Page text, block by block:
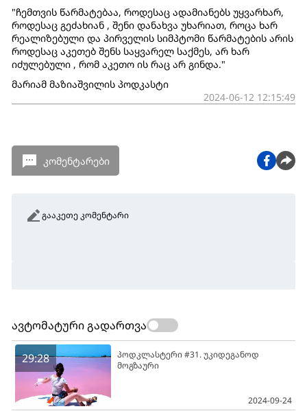
"ჩემთვის წარმატებაა, როდესაც ადამიანებს უყვარხარ,
როდესაც გეძახიან , შენი დანახვა უხარიათ, როცა ხარ
რეალიზებული და პირველის სიმპტომი წარმატების არის
როდესაც აკეთებ შენს საყვარელ საქმეს, არ ხარ
იძულებული , რომ აკეთო ის რაც არ გინდა."
მარიამ მაზიაშვილის პოდკასტი
2024-06-12 12:15:49
კომენტარები
გააკეთე კომენტარი
ავტომატური გადართვა
29:28
პოდკლასტერი #31. უკიდეგანოდ
მოგზაური
2024-09-24